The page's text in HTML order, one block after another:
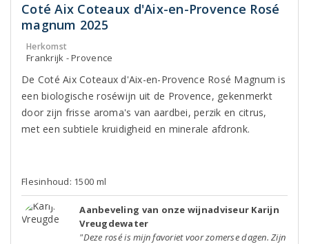
Coté Aix Coteaux d'Aix-en-Provence Rosé
magnum 2025
Herkomst
Frankrijk - Provence
De Coté Aix Coteaux d'Aix-en-Provence Rosé Magnum is
een biologische roséwijn uit de Provence, gekenmerkt
door zijn frisse aroma's van aardbei, perzik en citrus,
met een subtiele kruidigheid en minerale afdronk.
Flesinhoud: 1500 ml
Aanbeveling van onze wijnadviseur Karijn
Vreugdewater
"Deze rosé is mijn favoriet voor zomerse dagen. Zijn